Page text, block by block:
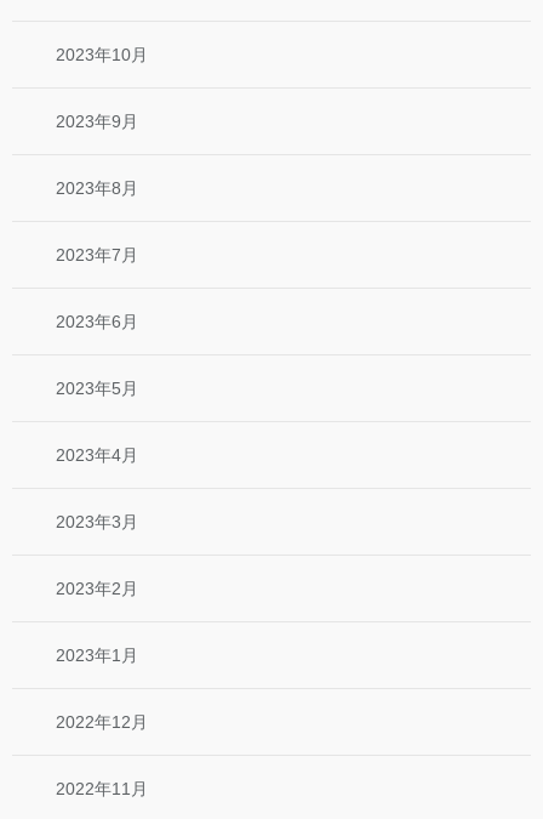
2023年10月
2023年9月
2023年8月
2023年7月
2023年6月
2023年5月
2023年4月
2023年3月
2023年2月
2023年1月
2022年12月
2022年11月